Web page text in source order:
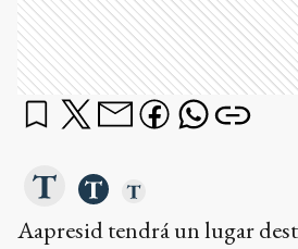
Aapresid tendrá un lugar